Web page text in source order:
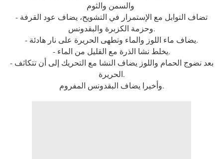
- تضاف التوابل مع الإستمرار في التشويح، يضاف عود القرفة
وحزمة الكزبرة والبقدونس.
- يضاف ماء اللوز والماء وتطهى الحريرة على نار هادئة.
- يخلط نشا الذرة مع القليل من الماء.
- بعد نضوج الحمام واللوز يضاف النشا مع التحريك إلى أن تتكاثف
الحريرة.
وأخيرا يضاف البقدونس المفروم.